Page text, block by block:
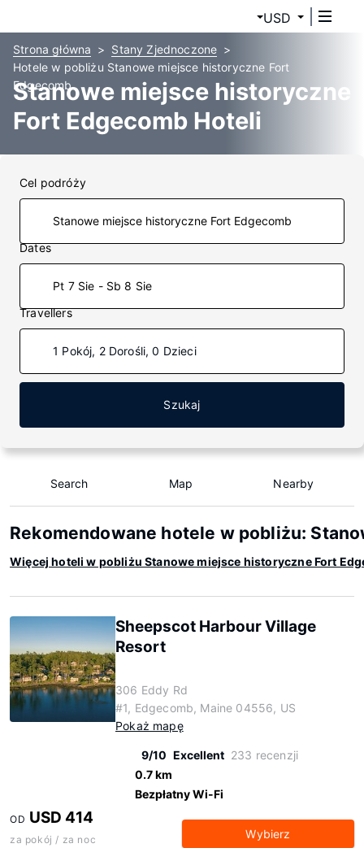
USD
Strona główna
Stany Zjednoczone
Hotele w pobliżu Stanowe miejsce historyczne Fort
Edgecomb
Stanowe miejsce historyczne
Fort Edgecomb Hoteli
Cel podróży
Dates
Pt 7 Sie - Sb 8 Sie
Travellers
1 Pokój, 2 Dorośli, 0 Dzieci
Szukaj
Search Map Nearby
Rekomendowane hotele w pobliżu:
Więcej hoteli w pobliżu Stanowe miejsce historyczne Fort
Sheepscot Harbour Village
Resort
306 Eddy Rd
#1, Edgecomb, Maine 04556, US
Pokaż mapę
9/10 Excellent 233 recenzji
0.7 km
Bezpłatny Wi-Fi
OD USD 414
za pokój / za noc Wybierz